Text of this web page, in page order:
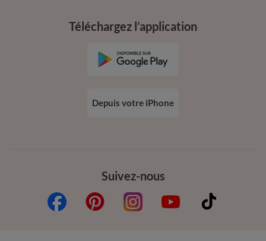
Suivez-nous
Téléchargez l’application
Depuis votre iPhone